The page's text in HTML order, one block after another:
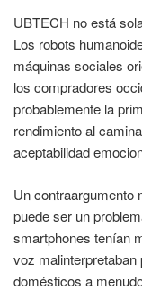
UBTECH no está
Los robots
máquinas sociales
los compradores
probablemente la
rendimiento al
aceptabilidad
Un contraargumento
puede ser un
smartphones tenían
voz
domésticos a